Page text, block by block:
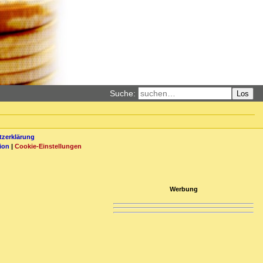
Suche: Los
| Cookie-Einstellungen
Werbung